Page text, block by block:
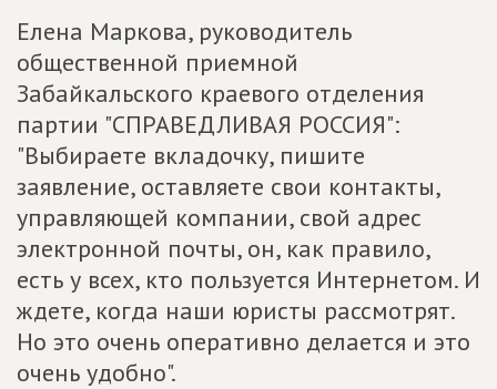
Елена Маркова, руководитель
общественной приемной
Забайкальского краевого отделения
партии "СПРАВЕДЛИВАЯ РОССИЯ":
"Выбираете вкладочку, пишите
заявление, оставляете свои контакты,
управляющей компании, свой адрес
электронной почты, он, как правило,
есть у всех, кто пользуется Интернетом. И
ждете, когда наши юристы рассмотрят.
Но это очень оперативно делается и это
очень удобно".